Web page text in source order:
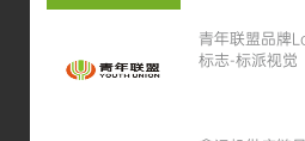
青年联盟品牌
标志-标派视觉